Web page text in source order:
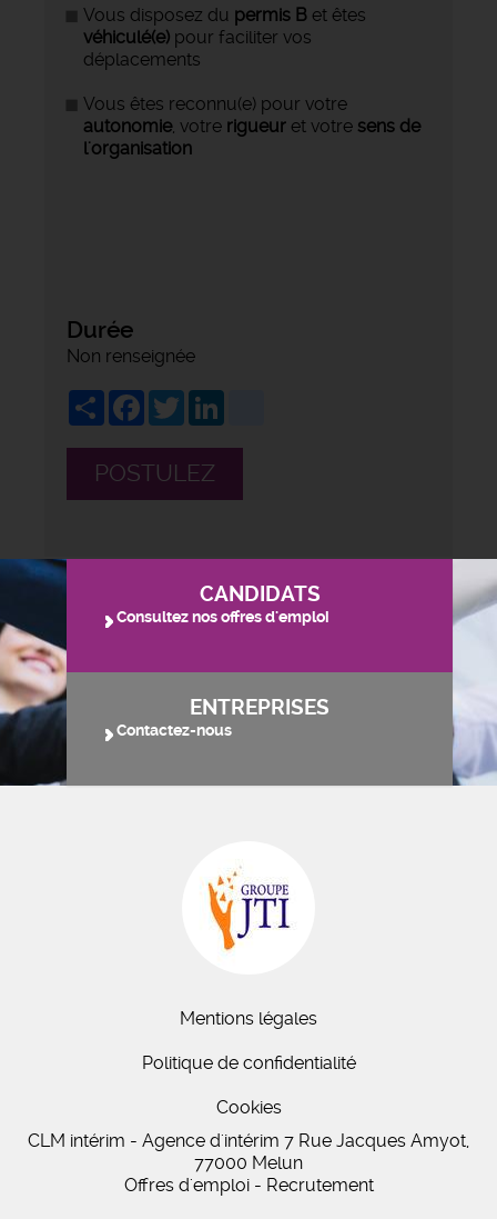
Vous disposez du permis B et êtes
véhiculé(e) pour faciliter vos
déplacements
Vous êtes reconnu(e) pour votre
autonomie, votre rigueur et votre sens de
l'organisation
Durée
Non renseignée
ShareFacebook
Twitter
POSTULEZ
CANDIDATS
Consultez nos offres d'emploi
ENTREPRISES
Contactez-nous
Mentions légales
Politique de confidentialité
Cookies
CLM intérim - Agence d'intérim 7 Rue Jacques Amyot,
77000 Melun
Offres d'emploi - Recrutement